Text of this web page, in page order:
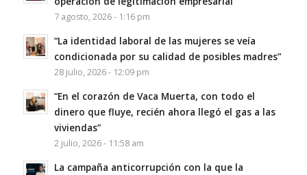
7 agosto, 2026 - 1:16 pm
“La identidad laboral de las mujeres se veía
condicionada por su calidad de posibles madres”
28 julio, 2026 - 12:09 pm
“En el corazón de Vaca Muerta, con todo el
dinero que fluye, recién ahora llegó el gas a las
viviendas”
2 julio, 2026 - 11:58 am
La campaña anticorrupción con la que la